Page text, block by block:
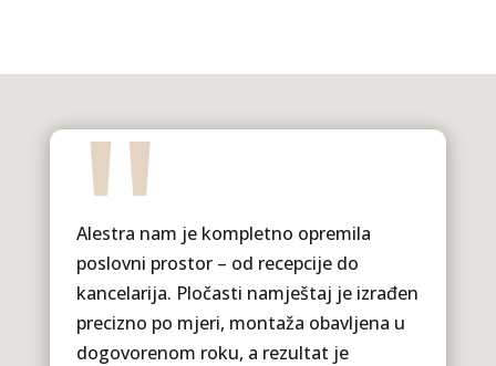
"
Alestra nam je kompletno opremila
poslovni prostor – od recepcije do
kancelarija. Pločasti namještaj je izrađen
precizno po mjeri, montaža obavljena u
dogovorenom roku, a rezultat je